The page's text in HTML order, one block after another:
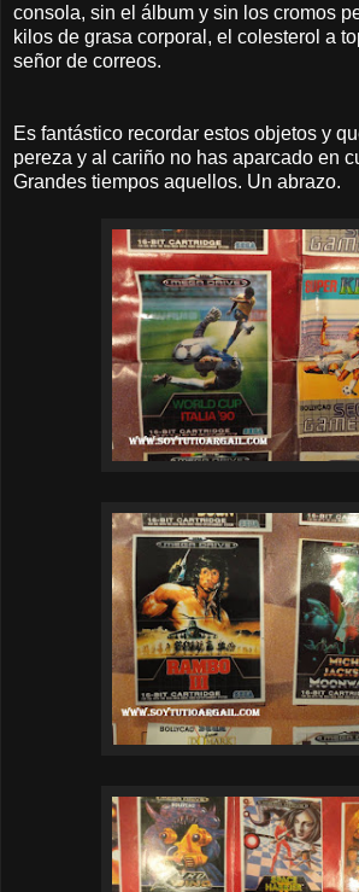
consola, sin el álbum y sin los cromos
kilos de grasa corporal, el colesterol a
señor de correos.
Es fantástico recordar estos objetos y
pereza y al cariño no has aparcado en
Grandes tiempos aquellos. Un abrazo.